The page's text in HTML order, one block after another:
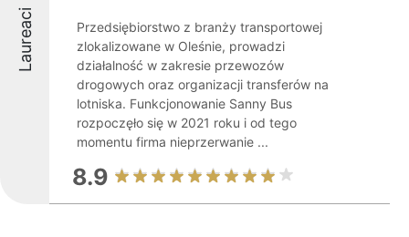
Laureaci
Przedsiębiorstwo z branży transportowej
zlokalizowane w Oleśnie, prowadzi
działalność w zakresie przewozów
drogowych oraz organizacji transferów na
lotniska. Funkcjonowanie Sanny Bus
rozpoczęło się w 2021 roku i od tego
momentu firma nieprzerwanie ...
8.9